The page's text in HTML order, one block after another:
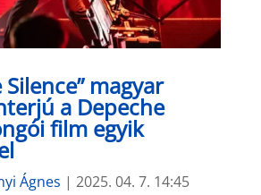
magyar
a Depeche
film egyik
Ágnes | 2025. 04. 7. 14:45